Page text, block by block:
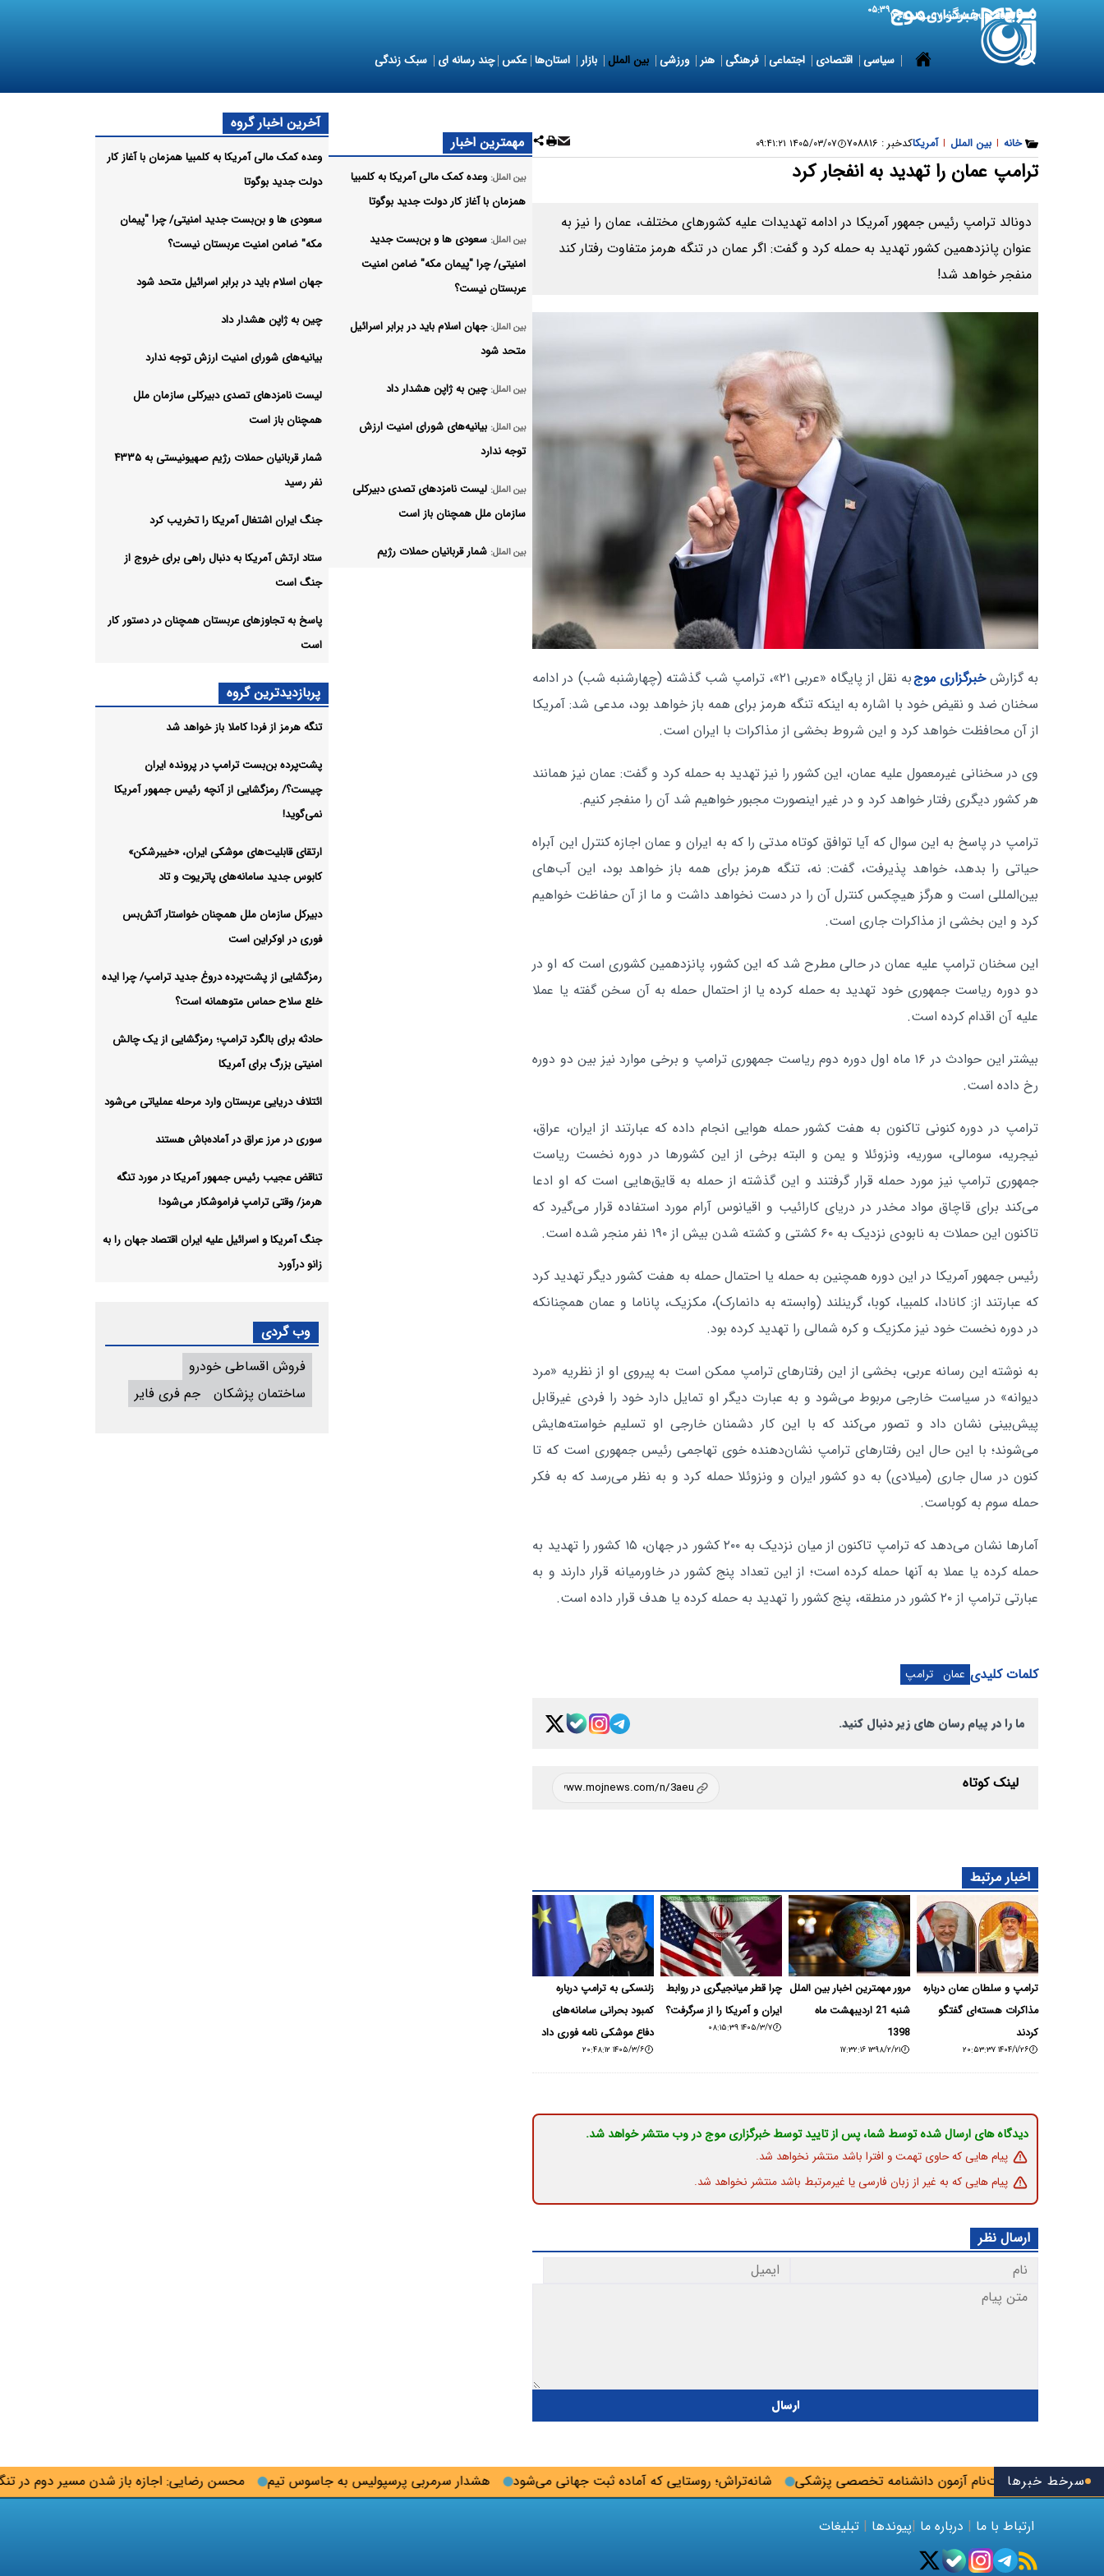
8 August 2026 شنبه ۱۷ مرداد ۱۴۰۵ ۰۵:۳۹
سیاسی اقتصادی اجتماعی فرهنگی هنر ورزشی بین الملل بازار استان‌ها عکس چند رسانه ای سبک زندگی
سرخط خبرها محسن رضایی: اجازه باز شدن مسیر دوم در تنگه هشدار سرمربی پرسپولیس به جاسوس تیم شانه‌تراش؛ روستایی که آماده ثبت جهانی می‌شود فرصت ثبت‌نام آزمون دانشنامه تخصصی پزشکی
خانه | بین الملل | آمریکاکدخبر : ۷۰۸۸۱۶ ۱۴۰۵/۰۳/۰۷ ۰۹:۴۱:۲۱
ترامپ عمان را تهدید به انفجار کرد
دونالد ترامپ رئیس جمهور آمریکا در ادامه تهدیدات علیه کشورهای مختلف، عمان را نیز به
عنوان پانزدهمین کشور تهدید به حمله کرد و گفت: اگر عمان در تنگه هرمز متفاوت رفتار کند
منفجر خواهد شد!
به گزارشخبرگزاری موج
به نقل از پایگاه «عربی ۲۱»، ترامپ شب گذشته (چهارشنبه شب) در ادامه
سخنان ضد و نقیض خود با اشاره به اینکه تنگه هرمز برای همه باز خواهد بود، مدعی شد: آمریکا
از آن محافظت خواهد کرد و این شروط بخشی از مذاکرات با ایران است.
وی در سخنانی غیرمعمول علیه عمان، این کشور را نیز تهدید به حمله کرد و گفت: عمان نیز همانند
هر کشور دیگری رفتار خواهد کرد و در غیر اینصورت مجبور خواهیم شد آن را منفجر کنیم.
ترامپ در پاسخ به این سوال که آیا توافق کوتاه مدتی را که به ایران و عمان اجازه کنترل این آبراه
حیاتی را بدهد، خواهد پذیرفت، گفت: نه، تنگه هرمز برای همه باز خواهد بود، این آب‌های
بین‌المللی است و هرگز هیچکس کنترل آن را در دست نخواهد داشت و ما از آن حفاظت خواهیم
کرد و این بخشی از مذاکرات جاری است.
این سخنان ترامپ علیه عمان در حالی مطرح شد که این کشور، پانزدهمین کشوری است که او در
دو دوره ریاست جمهوری خود تهدید به حمله کرده یا از احتمال حمله به آن سخن گفته یا عملا
علیه آن اقدام کرده است.
بیشتر این حوادث در ۱۶ ماه اول دوره دوم ریاست جمهوری ترامپ و برخی موارد نیز بین دو دوره
رخ داده است.
ترامپ در دوره کنونی تاکنون به هفت کشور حمله هوایی انجام داده که عبارتند از ایران، عراق،
نیجریه، سومالی، سوریه، ونزوئلا و یمن و البته برخی از این کشورها در دوره نخست ریاست
جمهوری ترامپ نیز مورد حمله قرار گرفتند و این گذشته از حمله به قایق‌هایی است که او ادعا
می‌کند برای قاچاق مواد مخدر در دریای کارائیب و اقیانوس آرام مورد استفاده قرار می‌گیرد که
تاکنون این حملات به نابودی نزدیک به ۶۰ کشتی و کشته شدن بیش از ۱۹۰ نفر منجر شده است.
رئیس جمهور آمریکا در این دوره همچنین به حمله یا احتمال حمله به هفت کشور دیگر تهدید کرد
که عبارتند از: کانادا، کلمبیا، کوبا، گرینلند (وابسته به دانمارک)، مکزیک، پاناما و عمان همچنانکه
در دوره نخست خود نیز مکزیک و کره شمالی را تهدید کرده بود.
به نوشته این رسانه عربی، بخشی از این رفتارهای ترامپ ممکن است به پیروی او از نظریه «مرد
دیوانه» در سیاست خارجی مربوط می‌شود و به عبارت دیگر او تمایل دارد خود را فردی غیرقابل
پیش‌بینی نشان داد و تصور می‌کند که با این کار دشمنان خارجی او تسلیم خواسته‌هایش
می‌شوند؛ با این حال این رفتارهای ترامپ نشان‌دهنده خوی تهاجمی رئیس جمهوری است که تا
کنون در سال جاری (میلادی) به دو کشور ایران و ونزوئلا حمله کرد و به نظر می‌رسد که به فکر
حمله سوم به کوباست.
آمارها نشان می‌دهد که ترامپ تاکنون از میان نزدیک به ۲۰۰ کشور در جهان، ۱۵ کشور را تهدید به
حمله کرده یا عملا به آنها حمله کرده است؛ از این تعداد پنج کشور در خاورمیانه قرار دارند و به
عبارتی ترامپ از ۲۰ کشور در منطقه، پنج کشور را تهدید به حمله کرده یا هدف قرار داده است.
کلمات کلیدی عمان ترامپ
ما را در پیام رسان های زیر دنبال کنید.
لینک کوتاه
اخبار مرتبط
ترامپ و سلطان عمان درباره
مذاکرات هسته‌ای گفتگو
کردند
۱۴۰۴/۱/۲۶ ۲۰:۵۳:۳۷
مرور مهمترین اخبار بین الملل
شنبه 21 اردیبهشت ماه
1398
۱۳۹۸/۲/۲۱ ۱۷:۳۲:۱۶
چرا قطر میانجیگری در روابط
ایران و آمریکا را از سرگرفت؟
۱۴۰۵/۳/۷ ۰۸:۱۵:۳۹
زلنسکی به ترامپ درباره
کمبود بحرانی سامانه‌های
دفاع موشکی نامه فوری داد
۱۴۰۵/۳/۶ ۲۰:۴۸:۱۲
دیدگاه های ارسال شده توسط شما، پس از تایید توسط خبرگزاری موج در وب منتشر خواهد شد.
پیام هایی که حاوی تهمت و افترا باشد منتشر نخواهد شد.
پیام هایی که به غیر از زبان فارسی یا غیرمرتبط باشد منتشر نخواهد شد.
ارسال نظر
ارسال
مهمترین اخبار
بین الملل: وعده کمک مالی آمریکا به کلمبیا
همزمان با آغاز کار دولت جدید بوگوتا
بین الملل: سعودی ها و بن‌بست جدید
امنیتی/ چرا "پیمان مکه" ضامن امنیت
عربستان نیست؟
بین الملل: جهان اسلام باید در برابر اسرائیل
متحد شود
بین الملل: چین به ژاپن هشدار داد
بین الملل: بیانیه‌های شورای امنیت ارزش
توجه ندارد
بین الملل: لیست نامزدهای تصدی دبیرکلی
سازمان ملل همچنان باز است
بین الملل: شمار قربانیان حملات رژیم
آخرین اخبار گروه
وعده کمک مالی آمریکا به کلمبیا همزمان با آغاز کار
دولت جدید بوگوتا
سعودی ها و بن‌بست جدید امنیتی/ چرا "پیمان
مکه" ضامن امنیت عربستان نیست؟
جهان اسلام باید در برابر اسرائیل متحد شود
چین به ژاپن هشدار داد
بیانیه‌های شورای امنیت ارزش توجه ندارد
لیست نامزدهای تصدی دبیرکلی سازمان ملل
همچنان باز است
شمار قربانیان حملات رژیم صهیونیستی به ۴۳۳۵
نفر رسید
جنگ ایران اشتغال آمریکا را تخریب کرد
ستاد ارتش آمریکا به دنبال راهی برای خروج از
جنگ است
پاسخ به تجاوزهای عربستان همچنان در دستور کار
است
پربازدیدترین گروه
تنگه هرمز از فردا کاملا باز خواهد شد
پشت‌پرده بن‌بست ترامپ در پرونده ایران
چیست؟/ رمزگشایی از آنچه رئیس جمهور آمریکا
نمی‌گوید!
ارتقای قابلیت‌های موشکی ایران، «خیبرشکن»
کابوس جدید سامانه‌های پاتریوت و تاد
دبیرکل سازمان ملل همچنان خواستار آتش‌بس
فوری در اوکراین است
رمزگشایی از پشت‌پرده دروغ جدید ترامپ/ چرا ایده
خلع سلاح حماس متوهمانه است؟
حادثه برای بالگرد ترامپ؛ رمزگشایی از یک چالش
امنیتی بزرگ برای آمریکا
ائتلاف دریایی عربستان وارد مرحله عملیاتی می‌شود
سوری در مرز عراق در آماده‌باش هستند
تناقض عجیب رئیس جمهور آمریکا در مورد تنگه
هرمز/ وقتی ترامپ فراموشکار می‌شود!
جنگ آمریکا و اسرائیل علیه ایران اقتصاد جهان را به
زانو درآورد
وب گردی
فروش اقساطی خودرو
ساختمان پزشکان
جم فری فایر
ارتباط با ما | درباره ما |پیوندها | تبلیغات